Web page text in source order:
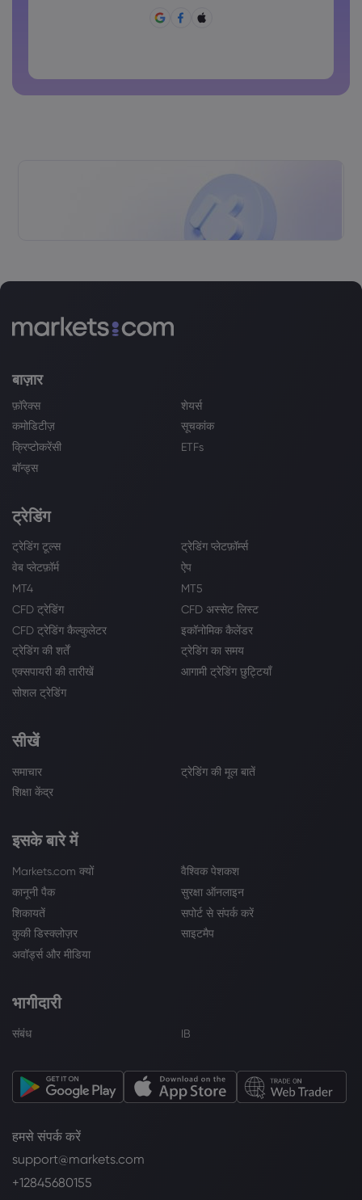
पासवर्ड का साझा रूप से उपयोग नहीं किया जा सकता
बाज़ार
फ़ॉरेक्स
शेयर्स
कमोडिटीज़
सूचकांक
क्रिप्टोकरेंसी
ETFs
बॉन्ड्स
ट्रेडिंग
ट्रेडिंग टूल्स
ट्रेडिंग प्लेटफ़ॉर्म्स
वेब प्लेटफ़ॉर्म
ऐप
MT4
MT5
CFD ट्रेडिंग
CFD अस्सेट लिस्ट
CFD ट्रेडिंग कैल्कुलेटर
इकॉनोमिक कैलेंडर
ट्रेडिंग की शर्तें
ट्रेडिंग का समय
एक्सपायरी की तारीखें
आगामी ट्रेडिंग छुट्टियाँ
सोशल ट्रेडिंग
सीखें
समाचार
ट्रेडिंग की मूल बातें
शिक्षा केंद्र
इसके बारे में
Markets.com क्यों
वैश्विक पेशकश
कानूनी पैक
सुरक्षा ऑनलाइन
शिकायतें
सपोर्ट से संपर्क करें
कुकी डिस्क्लोज़र
साइटमैप
अवॉर्ड्स और मीडिया
भागीदारी
संबंध IB
हमसे संपर्क करें
support@markets.com
+12845680155